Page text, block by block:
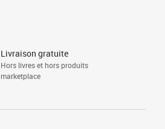
Livraison gratuite
Hors livres et hors produits
marketplace